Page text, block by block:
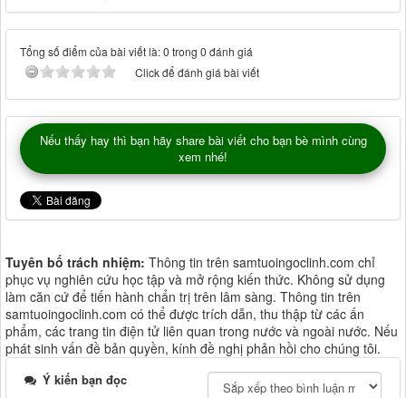
Tổng số điểm của bài viết là: 0 trong 0 đánh giá
Click để đánh giá bài viết
Nếu thấy hay thì bạn hãy share bài viết cho bạn bè mình cùng
xem nhé!
Tuyên bố trách nhiệm: Thông tin trên samtuoingoclinh.com chỉ
phục vụ nghiên cứu học tập và mở rộng kiến thức. Không sử dụng
làm căn cứ để tiến hành chẩn trị trên lâm sàng. Thông tin trên
samtuoingoclinh.com có thể được trích dẫn, thu thập từ các ấn
phẩm, các trang tin điện tử liên quan trong nước và ngoài nước. Nếu
phát sinh vấn đề bản quyền, kính đề nghị phản hồi cho chúng tôi.
Ý kiến bạn đọc